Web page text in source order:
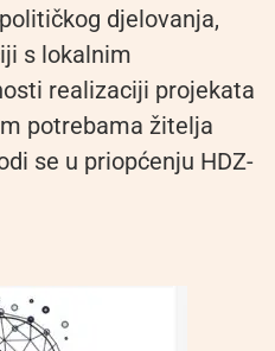
djelovanja,
s lokalnim
realizaciji projekata
potrebama žitelja
se u priopćenju HDZ-